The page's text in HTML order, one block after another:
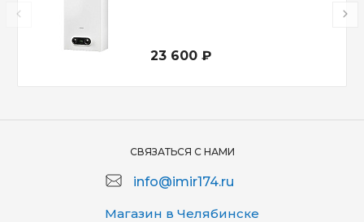
23 600 ₽
СВЯЗАТЬСЯ С НАМИ
info@imir174.ru
Магазин в Челябинске